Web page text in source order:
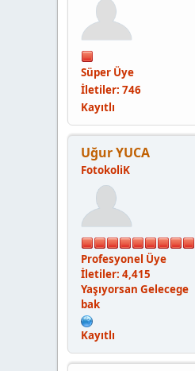
Süper Üye
İletiler: 746
Kayıtlı
Uğur YUCA
FotokoliK
Profesyonel Üye
İletiler: 4,415
Yaşıyorsan Gelecege
bak
Kayıtlı